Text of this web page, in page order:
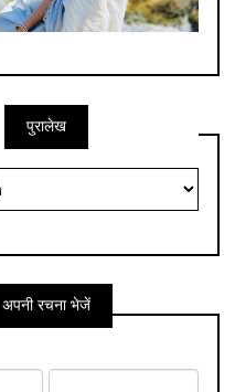
पुरालेख
अपनी रचना भेजें